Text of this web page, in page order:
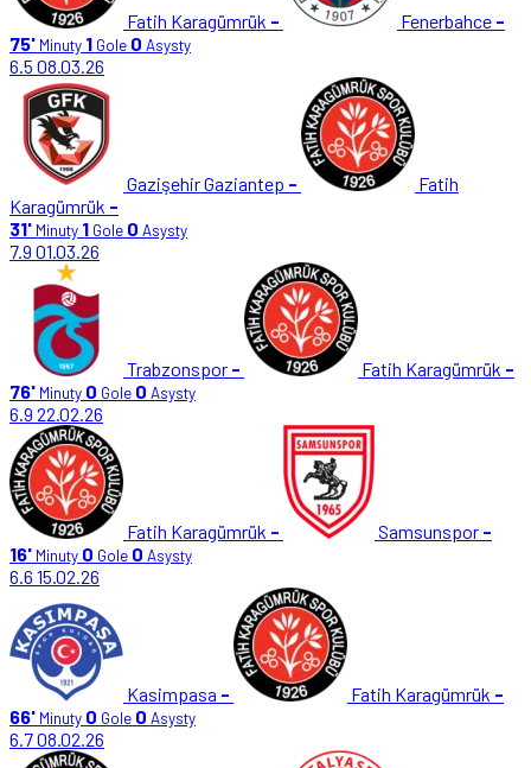
Fatih Karagümrük - Fenerbahce -
75' Minuty 1 Gole 0 Asysty
6.5 08.03.26
Gazişehir Gaziantep -
Fatih
Karagümrük -
31' Minuty 1 Gole 0 Asysty
7.9 01.03.26
Trabzonspor - Fatih Karagümrük -
76' Minuty 0 Gole 0 Asysty
6.9 22.02.26
Fatih Karagümrük - Samsunspor -
16' Minuty 0 Gole 0 Asysty
6.6 15.02.26
Kasimpasa - Fatih Karagümrük -
66' Minuty 0 Gole 0 Asysty
6.708.02.26